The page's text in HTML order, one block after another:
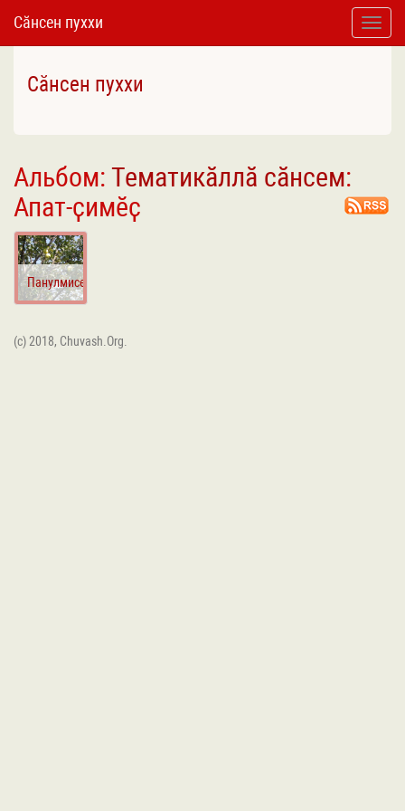
Toggle
Сӑнсен пуххи
Сӑнсен пуххи
Альбом: Тематикӑллӑ сӑнсем:
Апат-ҫимӗҫ
Панулмисем
(c) 2018, Chuvash.Org.